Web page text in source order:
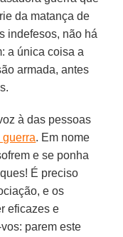
da matança de
indefesos, não há
a única coisa a
armada, antes
à das pessoas
guerra. Em nome
e se ponha
É preciso
e os
eficazes e
parem este